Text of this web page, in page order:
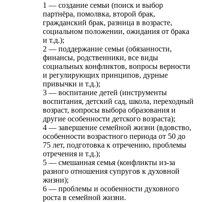
1 — создание семьи (поиск и выбор
партнёра, помолвка, второй брак,
гражданский брак, разница в возрасте,
социальном положении, ожидания от брака
и т.д.);
2 — поддержание семьи (обязанности,
финансы, родственники, все виды
социальных конфликтов, вопросы верности
и регулирующих принципов, дурные
привычки и т.д.);
3 — воспитание детей (инструменты
воспитания, детский сад, школа, переходный
возраст, вопросы выбора образования и
другие особенности детского возраста);
4 — завершение семейной жизни (вдовство,
особенности возрастного периода от 50 до
75 лет, подготовка к отречению, проблемы
отречения и т.д.);
5 — смешанная семья (конфликты из-за
разного отношения супругов к духовной
жизни);
6 — проблемы и особенности духовного
роста в семейной жизни.